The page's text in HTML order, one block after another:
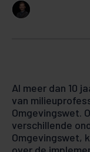
Al meer dan 10
van
Omgevingswet.
verschillende
Omgevingswet,